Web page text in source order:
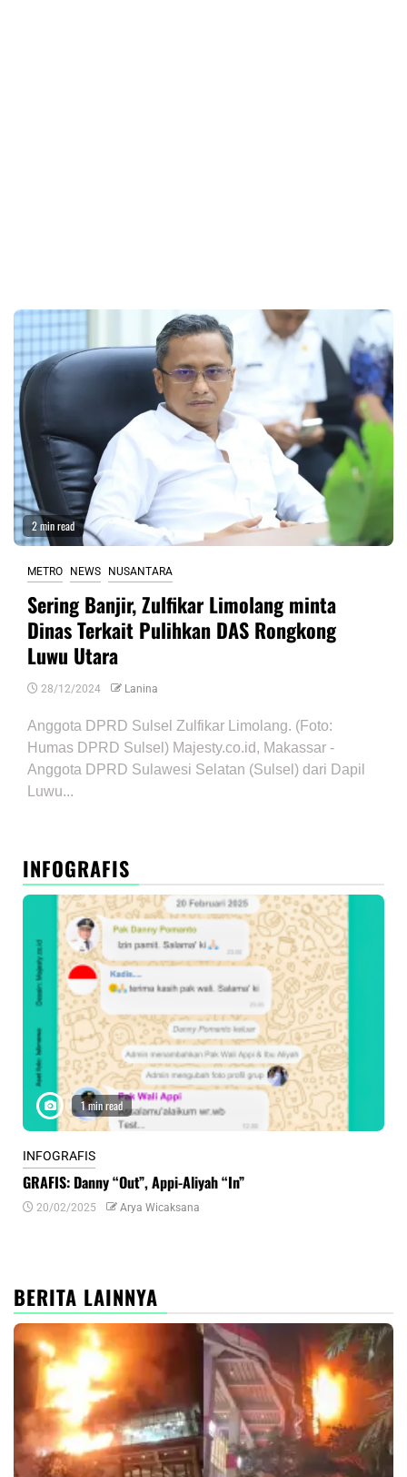
2 min read
METRO NEWS NUSANTARA
Sering Banjir, Zulfikar Limolang minta
Dinas Terkait Pulihkan DAS Rongkong
Luwu Utara
28/12/2024 Lanina
Anggota DPRD Sulsel Zulfikar Limolang. (Foto:
Humas DPRD Sulsel) Majesty.co.id, Makassar -
Anggota DPRD Sulawesi Selatan (Sulsel) dari Dapil
Luwu...
INFOGRAFIS
1 min read
INFOGRAFIS
GRAFIS: Danny “Out”, Appi-Aliyah “In”
20/02/2025 Arya Wicaksana
BERITA LAINNYA